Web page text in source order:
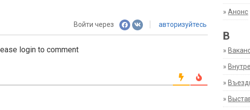
Войти через авторизуйтесь
login to comment
»Анонс
В
»
»
»
»